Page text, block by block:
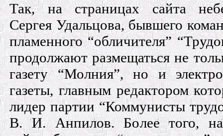
Так, на страницах сайта
Сергея Удальцова, бывшего
пламенного “обличителя”
продолжают размещаться не
газету “Молния”, но и
газеты, главным редактором
лидер партии “Коммунисты
В. И. Анпилов. Более того,